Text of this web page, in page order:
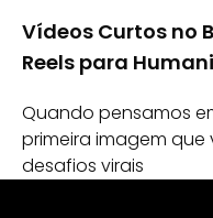
Vídeos Curtos no
Reels para
Quando pensamos
primeira imagem
desafios virais